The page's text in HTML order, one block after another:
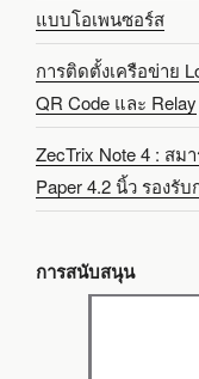
แบบโอเพนซอร์ส
การติดตั้งเครือข่าย
QR Code และ Relay
ZecTrix Note 4 : สม
Paper 4.2 นิ้ว รองรั
การสนับสนุน